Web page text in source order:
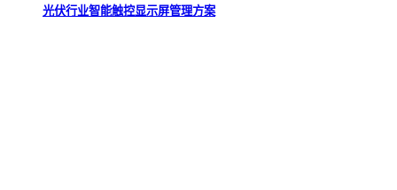
光伏行业智能触控显示屏管理方案